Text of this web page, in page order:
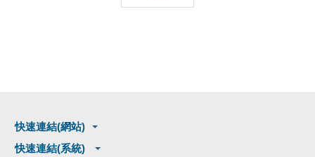
快速連結(網站)
快速連結(系統)